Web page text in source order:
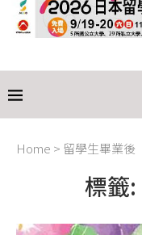
Home > 留學生畢業後
標籤: